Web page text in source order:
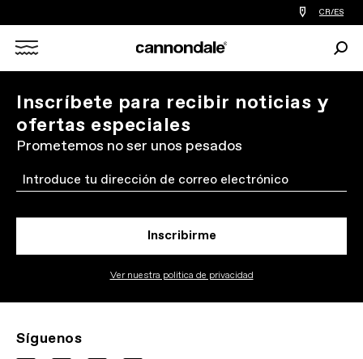
Encontrar
tiedas
bicicletas
de
CR/ES
Inscríbete para recibir noticias y
ofertas especiales
Prometemos no ser unos pesados
Email
Inscribirme
Ver nuestra politica de privacidad
Síguenos